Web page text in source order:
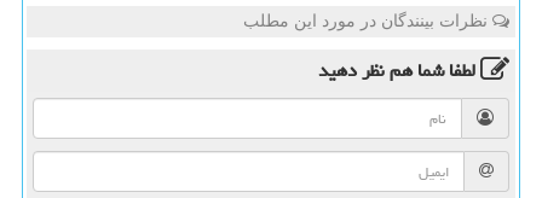
نظرات بینندگان در مورد این مطلب
لطفا شما همنظر دهید